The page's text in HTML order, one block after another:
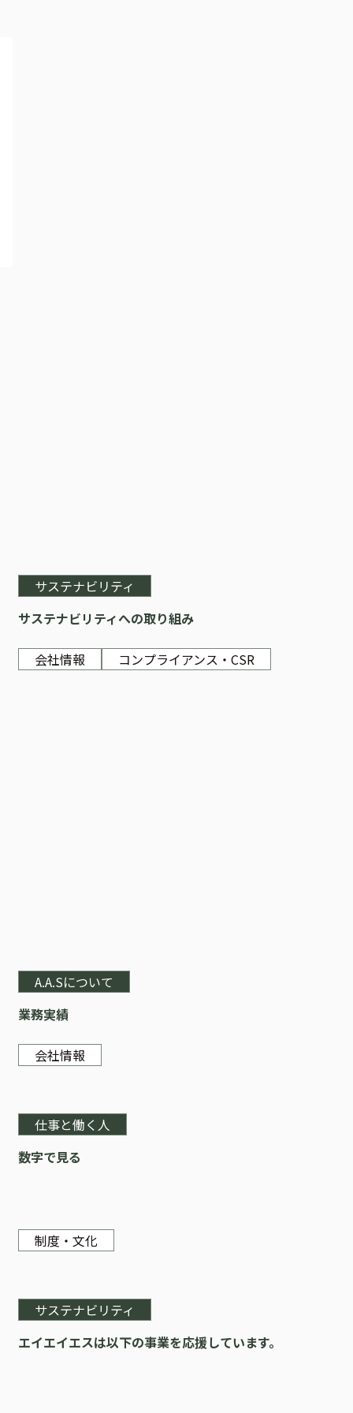
サステナビリティ
サステナビリティへの取り組み
会社情報 コンプライアンス・CSR
A.A.Sについて
業務実績
会社情報
仕事と働く人
数字で見る
制度・文化
サステナビリティ
エイエイエスは以下の事業を応援しています。